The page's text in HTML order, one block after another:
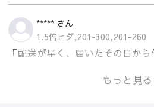
***** さん
1.5倍ヒダ,201-300,201-260
「配送が早く、届いたその日から
もっと見る